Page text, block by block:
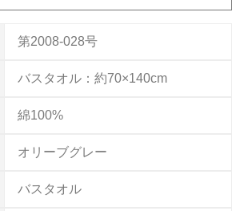
第2008-028号
バスタオル：約70×140cm
綿100%
オリーブグレー
バスタオル